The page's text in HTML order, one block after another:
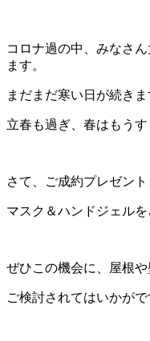
コロナ過の中、みなさ
ます。
まだまだ寒い日が続きま
立春も過ぎ、春はもう
さて、ご成約プレゼン
マスク＆ハンドジェルを
ぜひこの機会に、屋根
ご検討されてはいかが